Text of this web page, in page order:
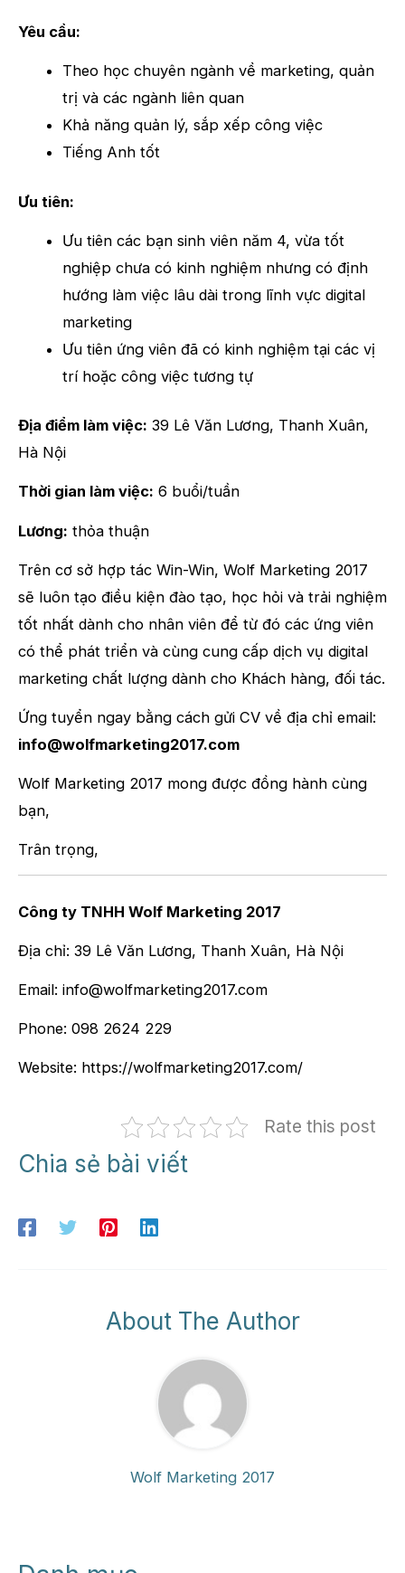
Yêu cầu:
Theo học chuyên ngành về marketing, quản
trị và các ngành liên quan
Khả năng quản lý, sắp xếp công việc
Tiếng Anh tốt
Ưu tiên:
Ưu tiên các bạn sinh viên năm 4, vừa tốt
nghiệp chưa có kinh nghiệm nhưng có định
hướng làm việc lâu dài trong lĩnh vực digital
marketing
Ưu tiên ứng viên đã có kinh nghiệm tại các vị
trí hoặc công việc tương tự
Địa điểm làm việc: 39 Lê Văn Lương, Thanh Xuân,
Hà Nội
Thời gian làm việc: 6 buổi/tuần
Lương: thỏa thuận
Trên cơ sở hợp tác Win-Win, Wolf Marketing 2017
sẽ luôn tạo điều kiện đào tạo, học hỏi và trải nghiệm
tốt nhất dành cho nhân viên để từ đó các ứng viên
có thể phát triển và cùng cung cấp dịch vụ digital
marketing chất lượng dành cho Khách hàng, đối tác.
Ứng tuyển ngay bằng cách gửi CV về địa chỉ email:
info@wolfmarketing2017.com
Wolf Marketing 2017 mong được đồng hành cùng
bạn,
Trân trọng,
Công ty TNHH Wolf Marketing 2017
Địa chỉ: 39 Lê Văn Lương, Thanh Xuân, Hà Nội
Email: info@wolfmarketing2017.com
Phone: 098 2624 229
Website: https://wolfmarketing2017.com/
Rate this post
Chia sẻ bài viết
About The Author
Wolf Marketing 2017